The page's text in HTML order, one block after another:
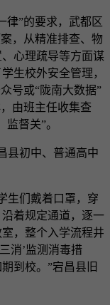
”的要求，武都区
，从精准排查、物
心理疏导等方面谋
生校外安全管理，
号或“陇南大数据”
由班主任收集查
督关”。
初中、普通高中
们戴着口罩，穿
着规定通道，逐一
，整个入学流程井
消’监测消毒措
到校。”宕昌县旧